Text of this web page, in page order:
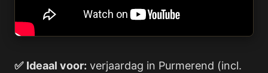
✅ Ideaal voor: verjaardag in Purmerend (incl.